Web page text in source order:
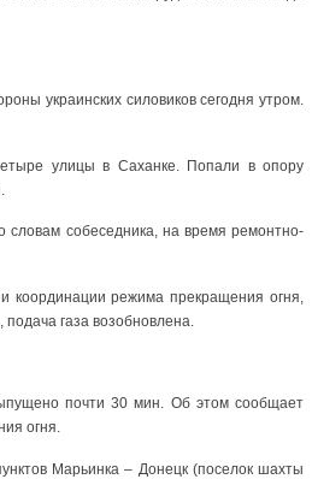
украинских силовиков сегодня утром.
улицы в Саханке. Попали в опору
словам собеседника, на время ремонтно-
координации режима прекращения огня,
газа возобновлена.
почти 30 мин. Об этом сообщает
огня.
Марьинка – Донецк (поселок шахты